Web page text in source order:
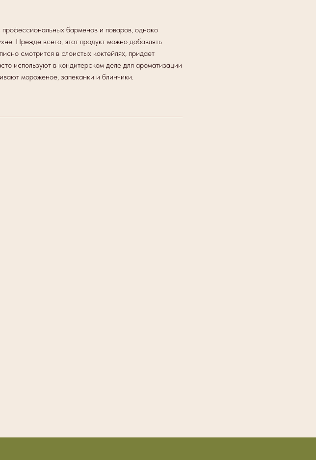
барменов и поваров, однако
Прежде всего, этот продукт можно добавлять
смотрится в слоистых коктейлях, придает
используют в кондитерском деле для ароматизации
мороженое, запеканки и блинчики.